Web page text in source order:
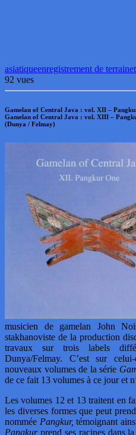
asiatiqueenregistrement de terrain
92 vues
Gamelan of Central Java : vol. XII –
Gamelan of Central Java : vol. XIII –
(Dunya / Felmay)
musicien de gamelan John
stakhanoviste de la production
travaux sur trois labels
Dunya/Felmay. C’est sur
nouveaux volumes de la série
de ce fait 13 volumes à ce jour et
Les volumes 12 et 13 traitent en
les diverses formes que peut
nommée Pangkur, témoignant
Pangkurprend ses racines dans